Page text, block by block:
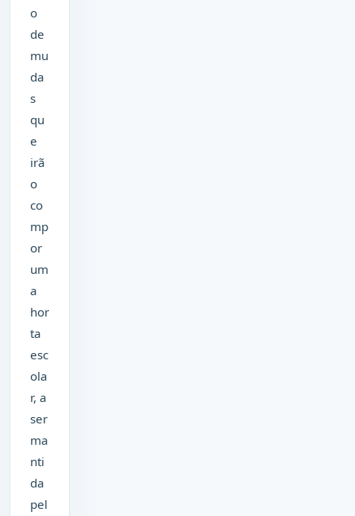
o
de
mu
da
s
qu
e
irã
o
co
mp
or
um
a
hor
ta
esc
ola
r, a
ser
ma
nti
da
pel